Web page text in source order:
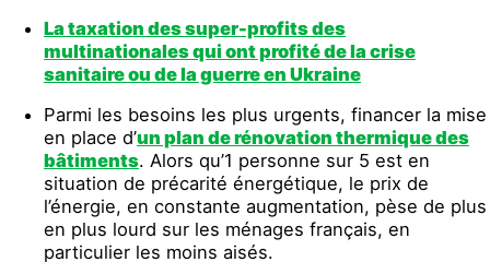
La taxation des super-profits des
multinationales qui ont profité de la crise
sanitaire ou de la guerre en Ukraine
Parmi les besoins les plus urgents, financer la mise
en place d’un plan de rénovation thermique des
bâtiments. Alors qu’1 personne sur 5 est en
situation de précarité énergétique, le prix de
l’énergie, en constante augmentation, pèse de plus
en plus lourd sur les ménages français, en
particulier les moins aisés.